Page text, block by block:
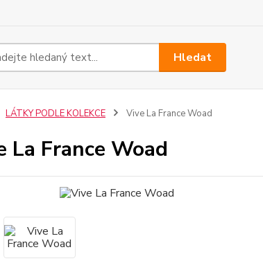
Hledat
LÁTKY PODLE KOLEKCE Vive La France Woad
La France Woad